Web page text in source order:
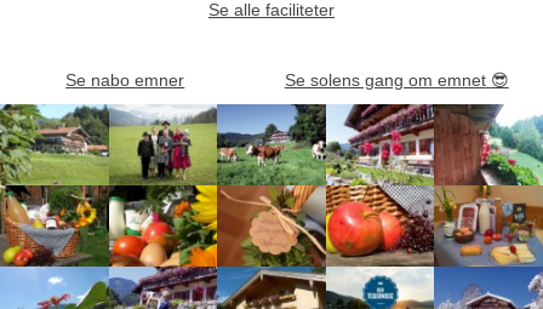
Se alle faciliteter
Se nabo emner Se solens gang om emnet 😎